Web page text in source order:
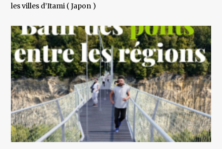
les villes d’Itami ( Japon )